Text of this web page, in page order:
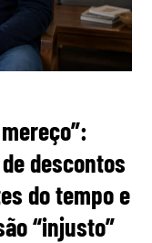
descontos
do tempo e
“injusto”